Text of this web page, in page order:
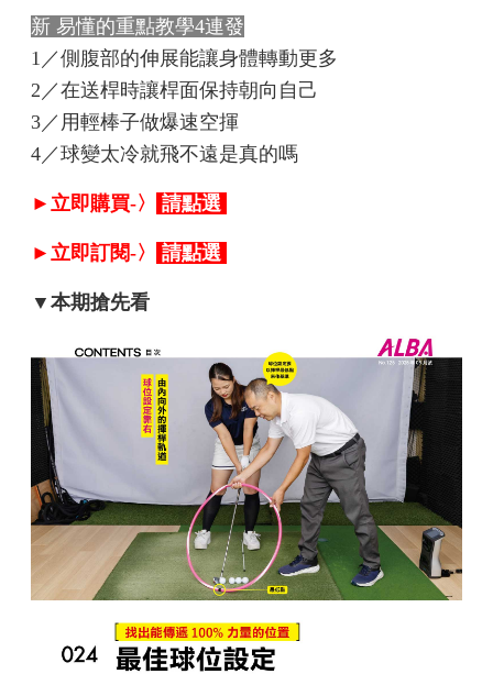
新 易懂的重點教學4連發
1／側腹部的伸展能讓身體轉動更多
2／在送桿時讓桿面保持朝向自己
3／ 用輕棒子做爆速空揮
4／球變太冷就飛不遠是真的嗎
►立即購買-〉 請點選
►立即訂閱-〉 請點選
▼本期搶先看